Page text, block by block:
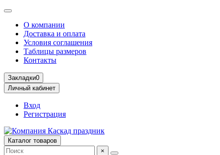
О компании
Доставка и оплата
Условия соглашения
Таблицы размеров
Контакты
Закладки0
Личный кабинет
Вход
Регистрация
Каталог товаров
×